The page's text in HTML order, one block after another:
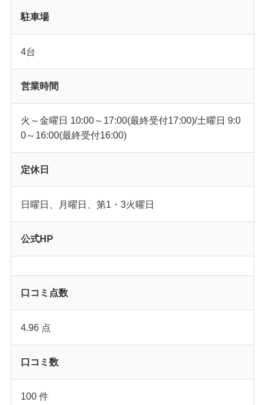
駐車場
4台
営業時間
火～金曜日 10:00～17:00(最終受付17:00)/土曜日 9:0
0～16:00(最終受付16:00)
定休日
日曜日、月曜日、第1・3火曜日
公式HP
口コミ点数
4.96 点
口コミ数
100 件